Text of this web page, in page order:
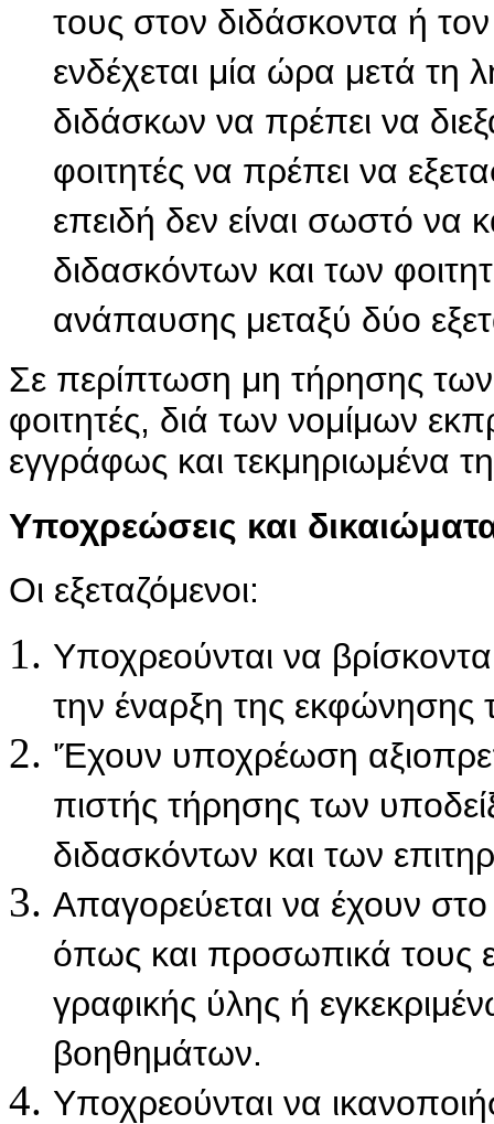
τους στον διδάσκοντα ή
ενδέχεται μία ώρα μετά τη
διδάσκων να πρέπει να
φοιτητές να πρέπει να
επειδή δεν είναι σωστό να
διδασκόντων και των
ανάπαυσης μεταξύ δύο
Σε περίπτωση μη τήρησης
φοιτητές, διά των νομίμων
εγγράφως και τεκμηριωμένα
Υποχρεώσεις και
Οι εξεταζόμενοι:
Υποχρεούνται να
την έναρξη της
'Έχουν υποχρέωση
πιστής τήρησης των
διδασκόντων και των
Απαγορεύεται να έχουν
όπως και προσωπικά τους
γραφικής ύλης ή
βοηθημάτων.
Υποχρεούνται να